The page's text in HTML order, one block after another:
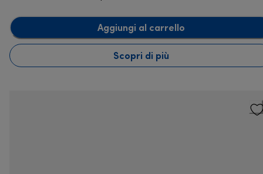
Aggiungi al carrello
Scopri di più